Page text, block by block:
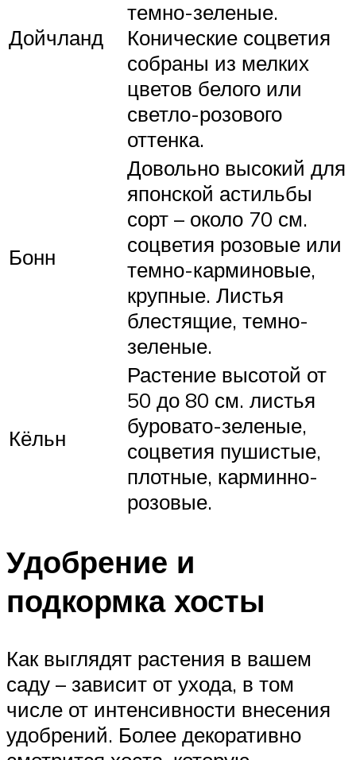
Дойчланд
темно-зеленые.
Конические соцветия
собраны из мелких
цветов белого или
светло-розового
оттенка.
Бонн
Довольно высокий для
японской астильбы
сорт – около 70 см.
соцветия розовые или
темно-карминовые,
крупные. Листья
блестящие, темно-
зеленые.
Кёльн
Растение высотой от
50 до 80 см. листья
буровато-зеленые,
соцветия пушистые,
плотные, карминно-
розовые.
Удобрение и
подкормка хосты
Как выглядят растения в вашем
саду – зависит от ухода, в том
числе от интенсивности внесения
удобрений. Более декоративно